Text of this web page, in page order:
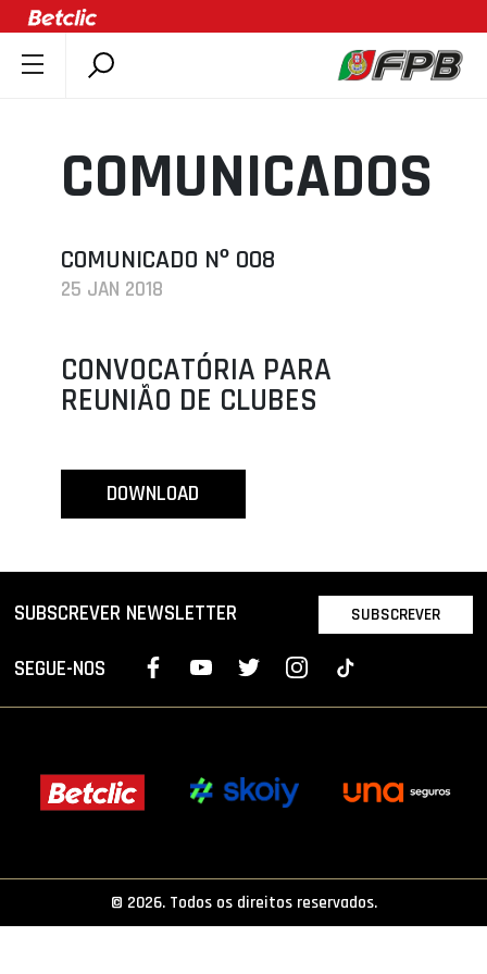
DOCUMENTOS
ÚLTIMAS
ASSOCIAÇÕES
CLUBES
AGENDA
SELEÇÕES
ÁREA TÉCNICA
PROJETOS
LIGA BETCLIC FEMININA
COMUNICADOS
COMUNICADO Nº 008
25 JAN 2018
CONVOCATÓRIA PARA
REUNIÃO DE CLUBES
DOWNLOAD
SUBSCREVER NEWSLETTER SUBSCREVER
SEGUE-NOS
© 2026. Todos os direitos reservados.